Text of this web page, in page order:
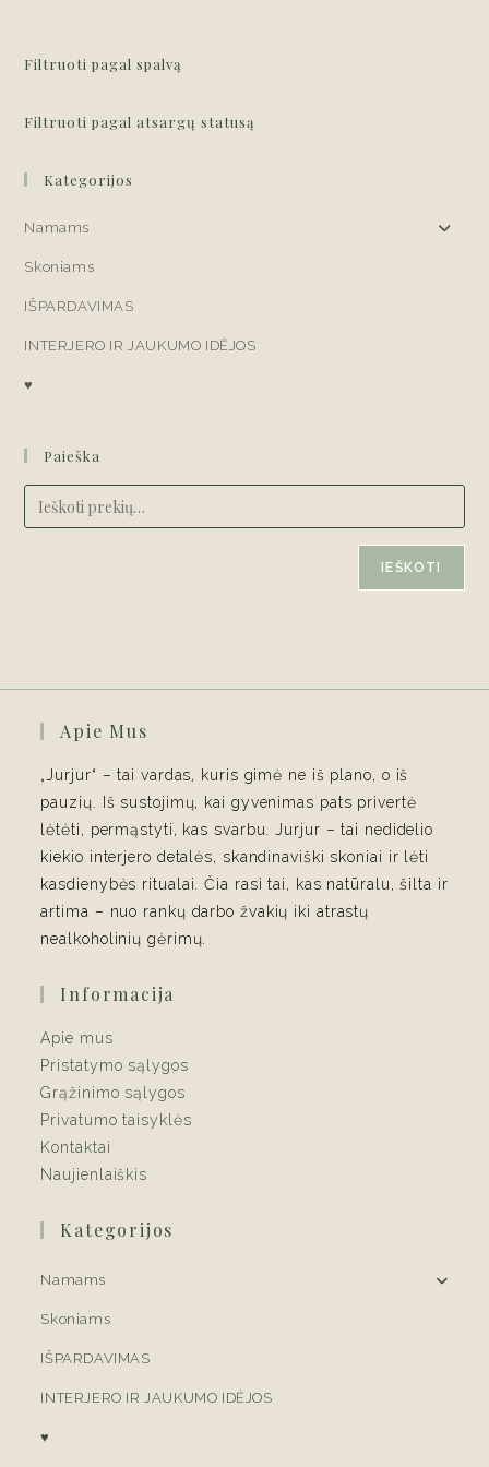
Filtruoti pagal spalvą
Filtruoti pagal atsargų statusą
Kategorijos
Namams
Skoniams
IŠPARDAVIMAS
INTERJERO IR JAUKUMO IDĖJOS
♥
Paieška
IEŠKOTI
Apie Mus
„Jurjur“ – tai vardas, kuris gimė ne iš plano, o iš
pauzių. Iš sustojimų, kai gyvenimas pats privertė
lėtėti, permąstyti, kas svarbu. Jurjur – tai nedidelio
kiekio interjero detalės, skandinaviški skoniai ir lėti
kasdienybės ritualai. Čia rasi tai, kas natūralu, šilta ir
artima – nuo rankų darbo žvakių iki atrastų
nealkoholinių gėrimų.
Informacija
Apie mus
Pristatymo sąlygos
Grąžinimo sąlygos
Privatumo taisyklės
Kontaktai
Naujienlaiškis
Kategorijos
Namams
Skoniams
IŠPARDAVIMAS
INTERJERO IR JAUKUMO IDĖJOS
♥